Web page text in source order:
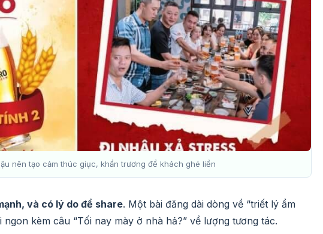
nên tạo cảm thúc giục, khẩn trương để khách ghé liền
và có lý do để share. Một bài đăng dài dòng về “triết lý ẩm
kèm câu “Tối nay mày ở nhà hả?” về lượng tương tác.